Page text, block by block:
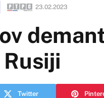
23.02.2023
Twitter